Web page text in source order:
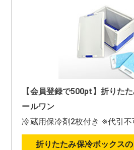
【会員登録で500pt】折りた
ールワン
冷蔵用保冷剤2枚付き ※代引不
折りたたみ保冷ボックス